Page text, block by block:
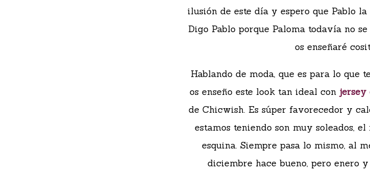
ilusión de este día y espero que Pablo
Digo Pablo porque Paloma todavía no
os enseñaré
Hablando de moda, que es para lo que
os enseño este look tan ideal con jersey
de Chicwish. Es súper favorecedor y
estamos teniendo son muy soleados,
esquina. Siempre pasa lo mismo, al
diciembre hace bueno, pero enero